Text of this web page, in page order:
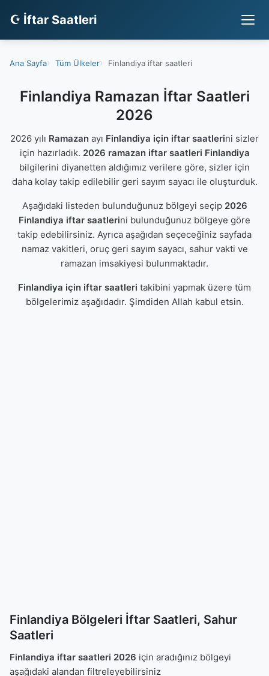
☪ İftar Saatleri
Ana Sayfa Tüm Ülkeler Finlandiya iftar saatleri
Finlandiya Ramazan İftar Saatleri
2026
2026 yılı Ramazan ayı Finlandiya için iftar saatlerini sizler
için hazırladık. 2026 ramazan iftar saatleri Finlandiya
bilgilerini diyanetten aldığımız verilere göre, sizler için
daha kolay takip edilebilir geri sayım sayacı ile oluşturduk.
Aşağıdaki listeden bulunduğunuz bölgeyi seçip 2026
Finlandiya iftar saatlerini bulunduğunuz bölgeye göre
takip edebilirsiniz. Ayrıca aşağıdan seçeceğiniz sayfada
namaz vakitleri, oruç geri sayım sayacı, sahur vakti ve
ramazan imsakiyesi bulunmaktadır.
Finlandiya için iftar saatleri takibini yapmak üzere tüm
bölgelerimiz aşağıdadır. Şimdiden Allah kabul etsin.
Finlandiya Bölgeleri İftar Saatleri, Sahur
Saatleri
Finlandiya iftar saatleri 2026 için aradığınız bölgeyi
aşağıdaki alandan filtreleyebilirsiniz